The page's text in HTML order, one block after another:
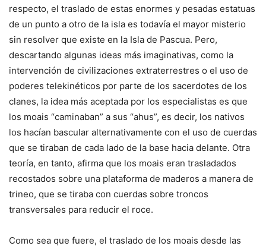
respecto, el traslado de estas enormes y pesadas estatuas
de un punto a otro de la isla es todavía el mayor misterio
sin resolver que existe en la Isla de Pascua. Pero,
descartando algunas ideas más imaginativas, como la
intervención de civilizaciones extraterrestres o el uso de
poderes telekinéticos por parte de los sacerdotes de los
clanes, la idea más aceptada por los especialistas es que
los moais “caminaban” a sus “ahus”, es decir, los nativos
los hacían bascular alternativamente con el uso de cuerdas
que se tiraban de cada lado de la base hacia delante. Otra
teoría, en tanto, afirma que los moais eran trasladados
recostados sobre una plataforma de maderos a manera de
trineo, que se tiraba con cuerdas sobre troncos
transversales para reducir el roce.
Como sea que fuere, el traslado de los moais desde las